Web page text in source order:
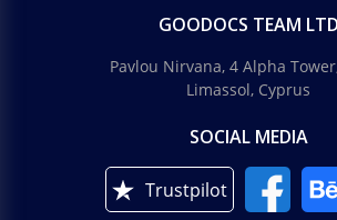
GOODOCS TEAM LTD
Pavlou Nirvana, 4 Alpha
Limassol, Cyprus
SOCIAL MEDIA
Trustpilot